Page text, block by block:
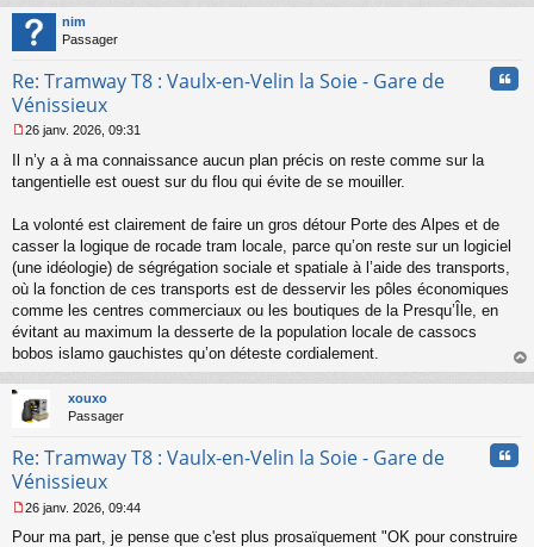
g
e
n
n
u
nim
Passager
Re: Tramway T8 : Vaulx-en-Velin la Soie - Gare de
Vénissieux
e
s
g
e
n
o
n
u
26 janv. 2026, 09:31
Il n’y a à ma connaissance aucun plan précis on reste comme sur la
tangentielle est ouest sur du flou qui évite de se mouiller.
La volonté est clairement de faire un gros détour Porte des Alpes et de
casser la logique de rocade tram locale, parce qu’on reste sur un logiciel
(une idéologie) de ségrégation sociale et spatiale à l’aide des transports,
où la fonction de ces transports est de desservir les pôles économiques
comme les centres commerciaux ou les boutiques de la Presqu’Île, en
évitant au maximum la desserte de la population locale de cassocs
bobos islamo gauchistes qu’on déteste cordialement.
au
xouxo
Passager
Re: Tramway T8 : Vaulx-en-Velin la Soie - Gare de
Vénissieux
e
26 janv. 2026, 09:44
Pour ma part, je pense que c'est plus prosaïquement "OK pour construire